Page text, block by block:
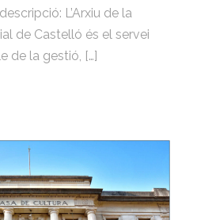
L’Arxiu de la
de Castelló és el servei
de la gestió, […]